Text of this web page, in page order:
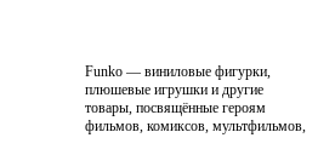
Funko — виниловые фигурки,
плюшевые игрушки и другие
товары, посвящённые героям
фильмов, комиксов, мультфильмов,